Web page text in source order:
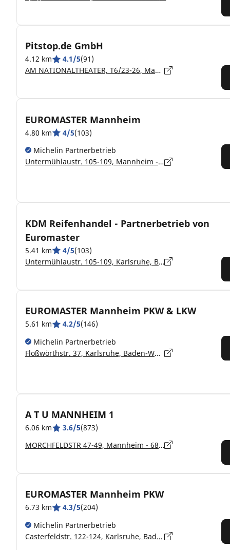
Pitstop.de GmbH
4.12 km 4.1/5(91)
AM NATIONALTHEATER, T6/23-26, Mannheim - 68161
EUROMASTER Mannheim
4.80 km 4/5(103)
Michelin Partnerbetrieb
Untermühlaustr. 105-109, Mannheim - 68169
KDM Reifenhandel - Partnerbetrieb von
Euromaster
5.41 km 4/5(103)
Untermühlaustr. 105-109, Karlsruhe, Baden-Württemberg, Mannheim - 68169
EUROMASTER Mannheim PKW & LKW
5.61 km 4.2/5(146)
Michelin Partnerbetrieb
Floßwörthstr. 37, Karlsruhe, Baden-Württemberg, Mannheim-Neckarau - 68199
A T U MANNHEIM 1
6.06 km 3.6/5(873)
MORCHFELDSTR 47-49, Mannheim - 68199
EUROMASTER Mannheim PKW
6.73 km 4.3/5(204)
Michelin Partnerbetrieb
Casterfeldstr. 122-124, Karlsruhe, Baden-Württemberg, Mannheim - 68199